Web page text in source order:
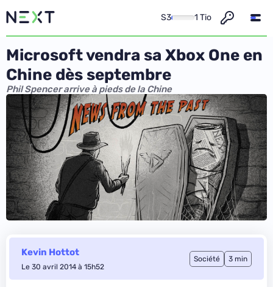
S3 1 Tio
Microsoft vendra sa Xbox One en
Chine dès septembre
Phil Spencer arrive à pieds de la Chine
Kevin Hottot
Le 30 avril 2014 à 15h52
Société 3 min